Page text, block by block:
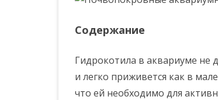
Содержание
Гидрокотила в аквариуме не
и легко приживется как в
что ей необходимо для